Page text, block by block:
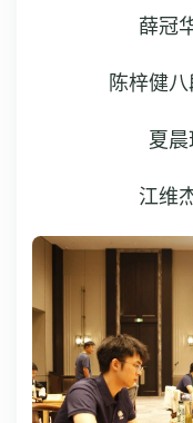
薛冠
陈梓健八
夏
江维